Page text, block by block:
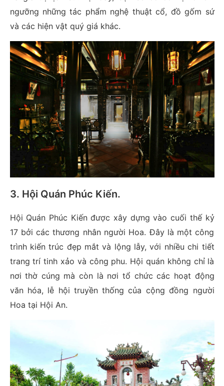
ngưỡng những tác phẩm nghệ thuật cổ, đồ gốm sứ
và các hiện vật quý giá khác.
3. Hội Quán Phúc Kiến.
Hội Quán Phúc Kiến được xây dựng vào cuối thế kỷ
17 bởi các thương nhân người Hoa. Đây là một công
trình kiến trúc đẹp mắt và lộng lẫy, với nhiều chi tiết
trang trí tinh xảo và công phu. Hội quán không chỉ là
nơi thờ cúng mà còn là nơi tổ chức các hoạt động
văn hóa, lễ hội truyền thống của cộng đồng người
Hoa tại Hội An.